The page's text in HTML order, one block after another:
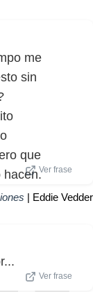
me
sin
que
hacen.Ver frase
| Eddie Vedder
Ver frase